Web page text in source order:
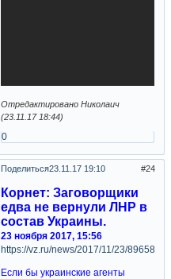
Отредактировано Николаич
(23.11.17 18:44)
0
Поделиться 24
23.11.17 19:10
Корнет: Заговорщики
едва не вернули ЛНР в
состав Украины.
23 ноября 2017, 15:56
https://vz.ru/news/2017/11/23/
Если бы украинские агенты